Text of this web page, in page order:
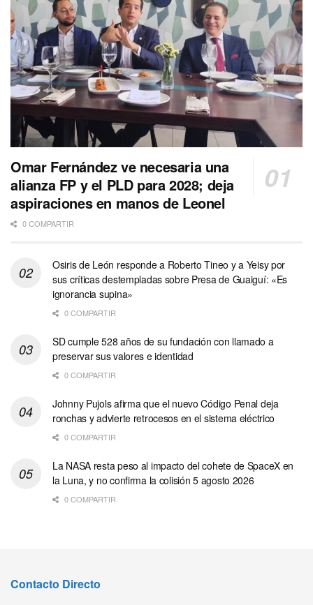
Omar Fernández ve necesaria una
alianza FP y el PLD para 2028; deja
aspiraciones en manos de Leonel
0 COMPARTIR
Osiris de León responde a Roberto Tineo y a Yeisy por
sus críticas destempladas sobre Presa de Guaiguí: «Es
ignorancia supina»
0 COMPARTIR
SD cumple 528 años de su fundación con llamado a
preservar sus valores e identidad
0 COMPARTIR
Johnny Pujols afirma que el nuevo Código Penal deja
ronchas y advierte retrocesos en el sistema eléctrico
0 COMPARTIR
La NASA resta peso al impacto del cohete de SpaceX en
la Luna, y no confirma la colisión 5 agosto 2026
0 COMPARTIR
Contacto Directo